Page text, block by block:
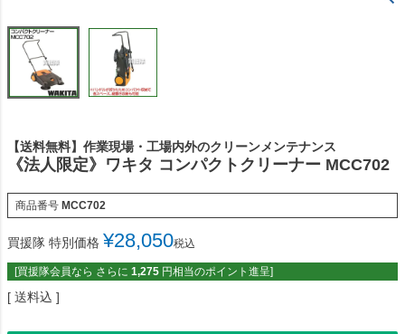
【送料無料】作業現場・工場内外のクリーンメンテナンス
《法人限定》ワキタ コンパクトクリーナー MCC702
商品番号 MCC702
買援隊 特別価格 ¥28,050税込
[買援隊会員なら さらに 1,275 円相当のポイント進呈]
送料込